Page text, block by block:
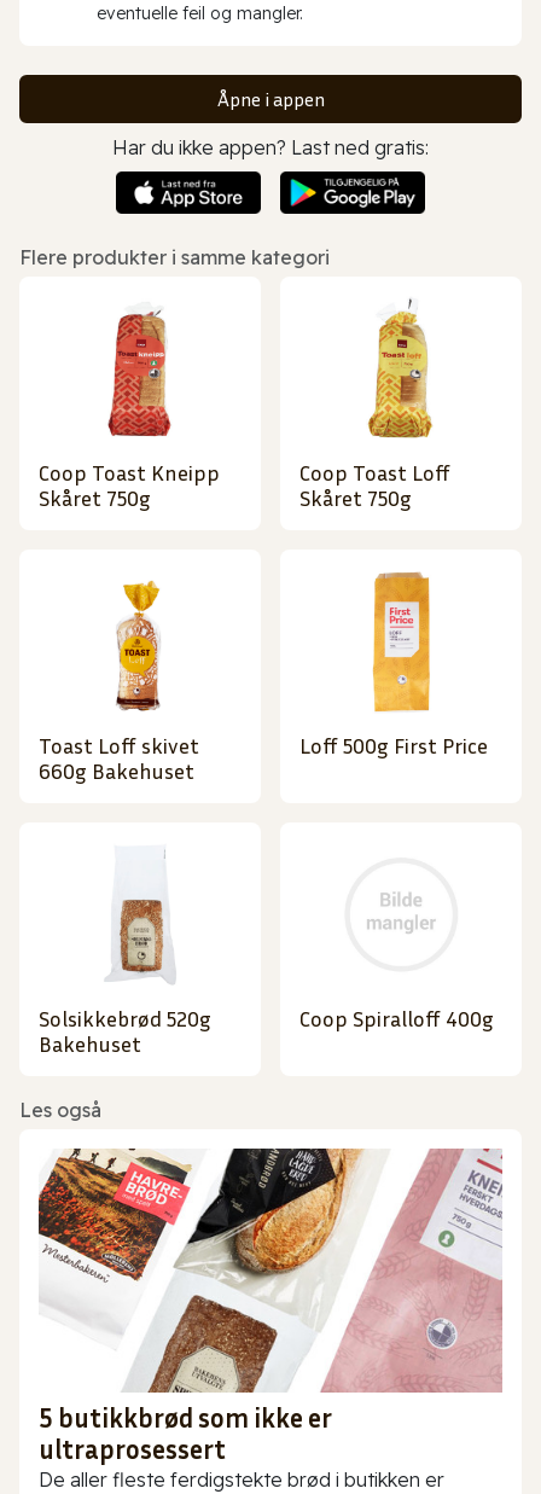
eventuelle feil og mangler.
Åpne i appen
Har du ikke appen? Last ned gratis:
Flere produkter i samme kategori
Coop Toast Kneipp
Skåret 750g
Coop Toast Loff
Skåret 750g
Toast Loff skivet
660g Bakehuset
Loff 500g First Price
Solsikkebrød 520g
Bakehuset
Coop Spiralloff 400g
Les også
5 butikkbrød som ikke er
ultraprosessert
De aller fleste ferdigstekte brød i butikken er